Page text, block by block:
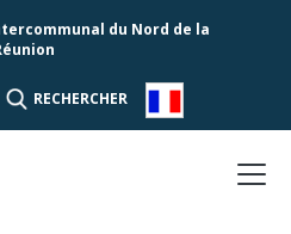
du Nord de la
RECHERCHER